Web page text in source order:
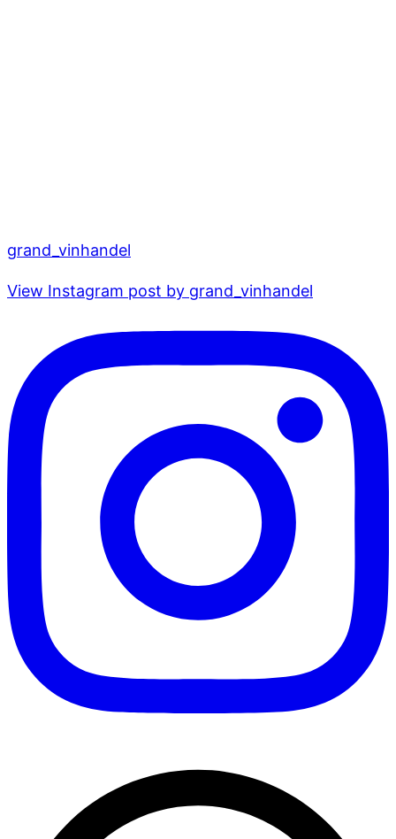
grand_vinhandel
View Instagram post by grand_vinhandel